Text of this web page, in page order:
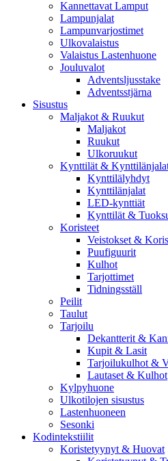
Kannettavat Lamput
Lampunjalat
Lampunvarjostimet
Ulkovalaistus
Valaistus Lastenhuone
Jouluvalot
Adventsljusstake
Adventsstjärna
Sisustus
Maljakot & Ruukut
Maljakot
Ruukut
Ulkoruukut
Kynttilät &
Kynttilälyhdyt
Kynttilänjalat
LED-kynttiät
Kynttilät &
Koristeet
Veistokset &
Puufiguurit
Kulhot
Tarjottimet
Tidningsställ
Peilit
Taulut
Tarjoilu
Dekantterit &
Kupit & Lasit
Tarjoilukulhot &
Lautaset & Kulhot
Kylpyhuone
Ulkotilojen sisustus
Lastenhuoneen
Sesonki
Kodintekstiilit
Koristetyynyt & Huovat